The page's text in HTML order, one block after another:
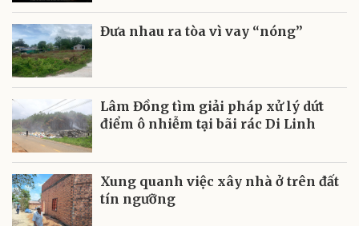
Đưa nhau ra tòa vì vay “nóng”
Lâm Đồng tìm giải pháp xử lý dứt
điểm ô nhiễm tại bãi rác Di Linh
Xung quanh việc xây nhà ở trên đất
tín ngưỡng